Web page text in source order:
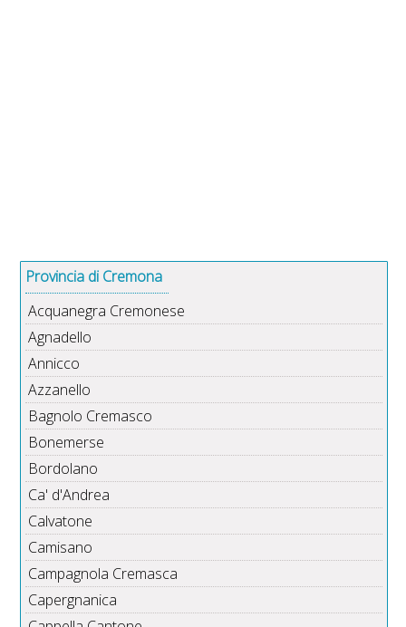
Provincia di Cremona
Acquanegra Cremonese
Agnadello
Annicco
Azzanello
Bagnolo Cremasco
Bonemerse
Bordolano
Ca' d'Andrea
Calvatone
Camisano
Campagnola Cremasca
Capergnanica